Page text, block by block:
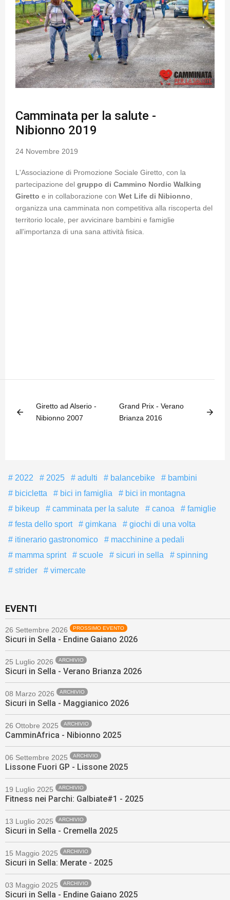
Camminata per la salute -
Nibionno 2019
24 Novembre 2019
L'Associazione di Promozione Sociale Giretto, con la
partecipazione del gruppo di Cammino Nordic Walking
Giretto e in collaborazione con Wet Life di Nibionno
organizza una camminata non competitiva alla riscoperta del
territorio locale, per avvicinare bambini e famiglie
all'importanza di una sana attività fisica.
arrow_back
Giretto ad Alserio -
Nibionno 2007
Grand Prix - Verano
Brianza 2016
arrow_forward
2022 2025 adulti balancebike
bambini
bicicletta
bici in famiglia
bici in montagna
bikeup
camminata per la salute canoa
famiglie
festa dello sport
gimkana
giochi di una volta
itinerario gastronomico
macchinine a pedali
mamma sprint
scuole sicuri in sella
spinning
strider
vimercate
EVENTI
26 Settembre 2026 PROSSIMO EVENTO
Sicuri in Sella - Endine Gaiano 2026
25 Luglio 2026 ARCHIVIO
Sicuri in Sella - Verano Brianza 2026
08 Marzo 2026 ARCHIVIO
Sicuri in Sella - Maggianico 2026
26 Ottobre 2025 ARCHIVIO
CamminAfrica - Nibionno 2025
06 Settembre 2025 ARCHIVIO
Lissone Fuori GP - Lissone 2025
19 Luglio 2025 ARCHIVIO
Fitness nei Parchi: Galbiate#1 - 2025
13 Luglio 2025 ARCHIVIO
Sicuri in Sella - Cremella 2025
15 Maggio 2025 ARCHIVIO
Sicuri in Sella: Merate - 2025
03 Maggio 2025 ARCHIVIO
Sicuri in Sella - Endine Gaiano 2025